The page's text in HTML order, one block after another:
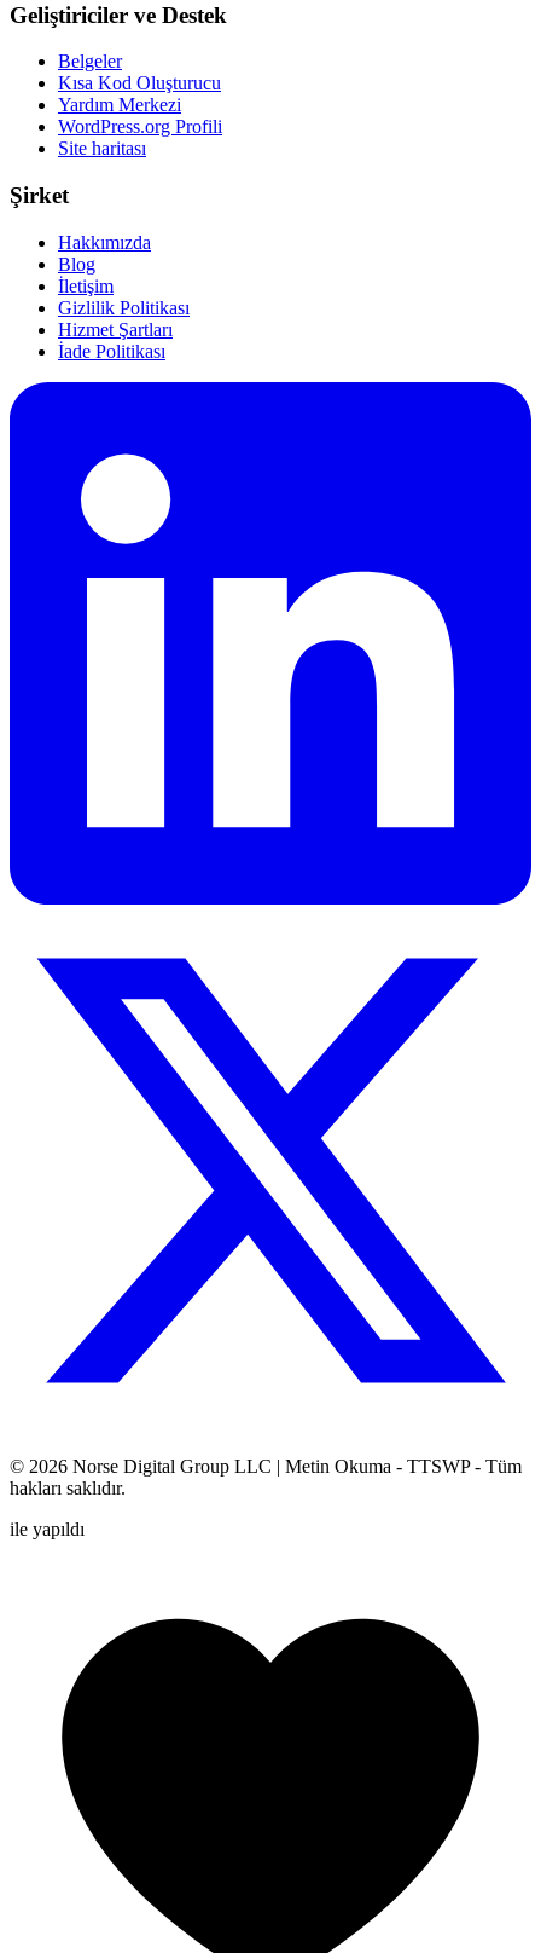
Geliştiriciler ve Destek
Belgeler
Kısa Kod Oluşturucu
Yardım Merkezi
WordPress.org Profili
Site haritası
Şirket
Hakkımızda
Blog
İletişim
Gizlilik Politikası
Hizmet Şartları
İade Politikası
© 2026 Norse Digital Group LLC | Metin Okuma - TTSWP - Tüm
hakları saklıdır.
ile yapıldı